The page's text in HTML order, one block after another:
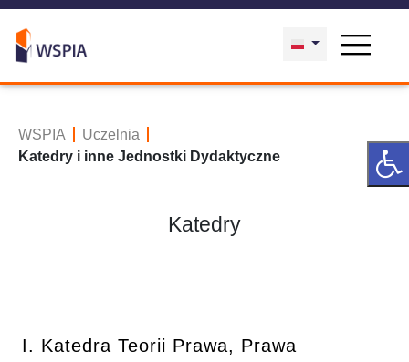
WSPIA
Uczelnia
Katedry i inne Jednostki Dydaktyczne
Katedry
I. Katedra Teorii Prawa, Prawa